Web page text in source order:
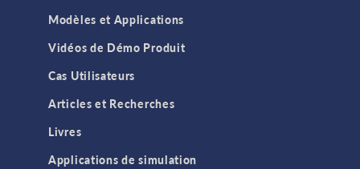
Modèles et Applications
Vidéos de Démo Produit
Cas Utilisateurs
Articles et Recherches
Livres
Applications de simulation